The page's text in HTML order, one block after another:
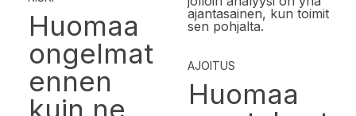
Huomaa
ongelmat
ennen
kuin ne
ajantasainen, kun toimit
sen pohjalta.
AJOITUS
Huomaa